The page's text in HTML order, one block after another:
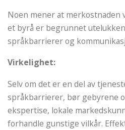
Noen mener at merkostnaden
et byrå er begrunnet
språkbarrierer og
Virkelighet:
Selv om det er en del av
språkbarrierer, bør gebyrene
ekspertise, lokale
forhandle gunstige vilkår.